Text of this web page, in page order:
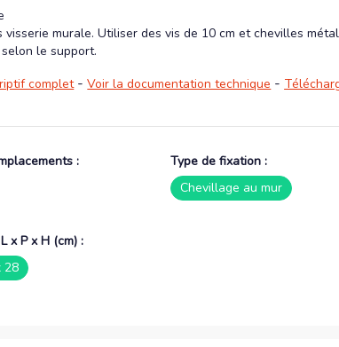
visserie murale. Utiliser des vis de 10 cm et chevilles
le support.
complet-Voir la documentation technique -
:
Type de fixation :
Chevillage au mur
x P x H (cm) :
28